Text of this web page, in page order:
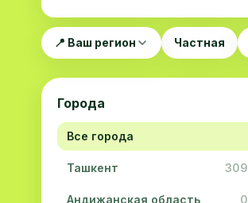
📍 Ваш регион Частная
Города
Все города
Ташкент 309
Андижанская область 0